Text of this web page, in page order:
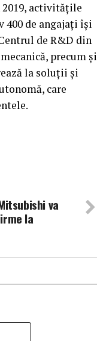
2019, activităţile
de angajaţi îşi
de R&D din
precum şi
la soluţii şi
care
va
la